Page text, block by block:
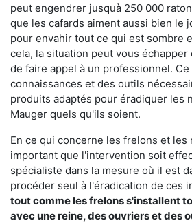
peut engendrer jusquà 250 000
que les cafards aiment aussi bien le
pour envahir tout ce qui est sombre
cela, la situation peut vous
de faire appel à un professionnel.
connaissances et des outils
produits adaptés pour éradiquer les
Mauger quels qu'ils soient.
En ce qui concerne les frelons et les
important que l'intervention soit
spécialiste dans la mesure où il est
procéder seul à l'éradication de ces
tout comme les frelons s'installent
avec une reine, des ouvriers et des